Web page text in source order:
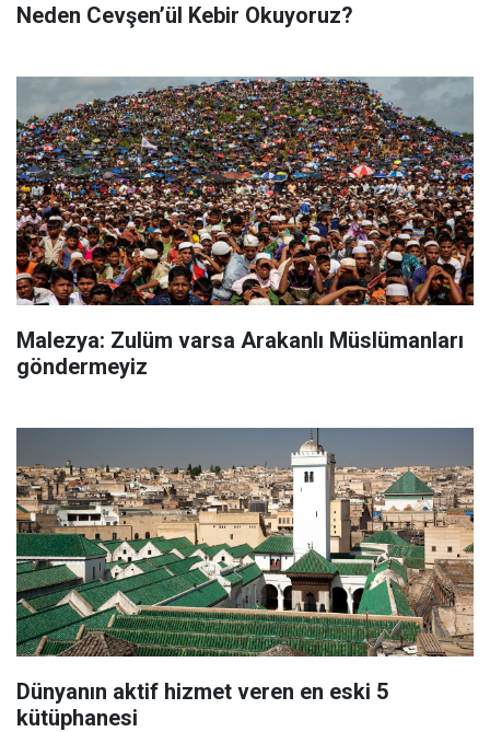
Neden Cevşen’ül Kebir Okuyoruz?
Malezya: Zulüm varsa Arakanlı Müslümanları
göndermeyiz
Dünyanın aktif hizmet veren en eski 5
kütüphanesi